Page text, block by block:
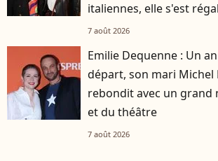
italiennes, elle s'est
7 août 2026
Emilie Dequenne : Un
départ, son mari Michel
rebondit avec un grand
et du théâtre
7 août 2026